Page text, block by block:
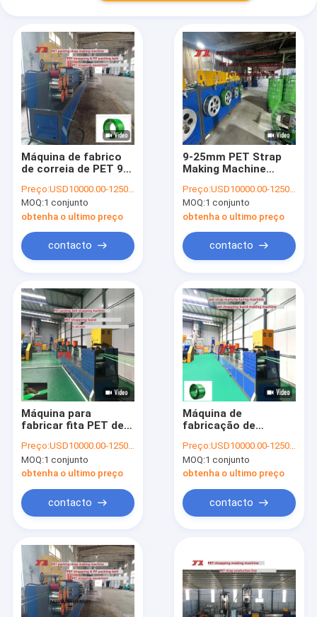
Produtos
Espetáculo VR
Máquina de fabrico
de correia de PET 9-
de correia de aço de
plástico PET para
flocos de garrafa
100% PET
Preço:USD10000.00-125000.00
MOQ:1 conjunto
obtenha o ultimo preço
contacto
9-25mm PET Strap
Making Machine
cinturão de
embalagem PET com
100% PET Flasks de
garrafas
Preço:USD10000.00-125000.00
MOQ:1 conjunto
obtenha o ultimo preço
contacto
Máquina para
fabricar fita PET de
cintagem PET com
flocos de garrafa
PET 100%
Preço:USD10000.00-125000.00
MOQ:1 conjunto
obtenha o ultimo preço
contacto
Máquina de
fabricação de
Equipamento
automatizado de
correias de PET
capacidades de
alongamento de alta
Preço:USD10000.00-125000.00
MOQ:1 conjunto
obtenha o ultimo preço
contacto